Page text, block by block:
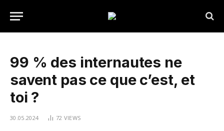
99 % des internautes ne
savent pas ce que c’est, et
toi ?
30.05.2024 72 VIEWS